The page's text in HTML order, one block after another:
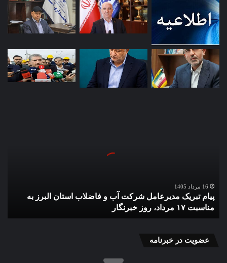
استان
البرز
مناسبت
مرداد،
16 مرداد 1405
پیام تبریک مدیرعامل شرکت آب و فاضلاب استان البرز به
مناسبت ۱۷ مرداد، روز خبرنگار
عضویت در خبرنامه